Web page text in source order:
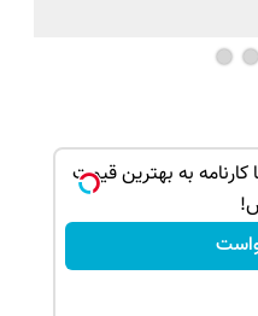
با کارنامه به بهترین قیمت